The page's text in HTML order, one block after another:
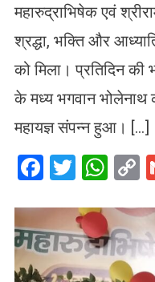
महारुद्राभिषेक एवं
श्रद्धा, भक्ति और
को मिला। प्रतिदिन की
के मध्य भगवान भोलेनाथ
महायज्ञ संपन्न हुआ। […]
Facebook
Twitter